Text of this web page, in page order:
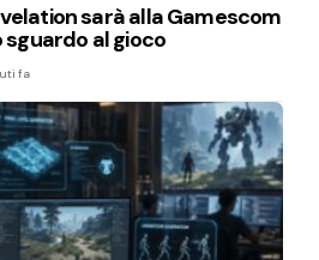
sarà alla Gamescom
al gioco
fa